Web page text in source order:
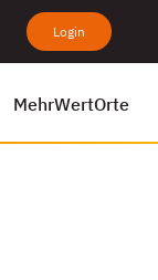
Login
MehrWertOrte